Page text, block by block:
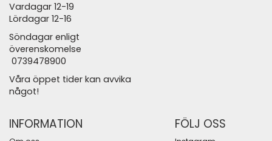
Vardagar 12-19
Lördagar 12-16
Söndagar enligt
överenskomelse
0739478900
Våra öppet tider kan avvika
något!
INFORMATION FÖLJ OSS